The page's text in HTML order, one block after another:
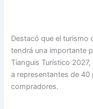
Destacó que el turismo
tendrá una importante
Tianguis Turístico
a representantes de 40
compradores.